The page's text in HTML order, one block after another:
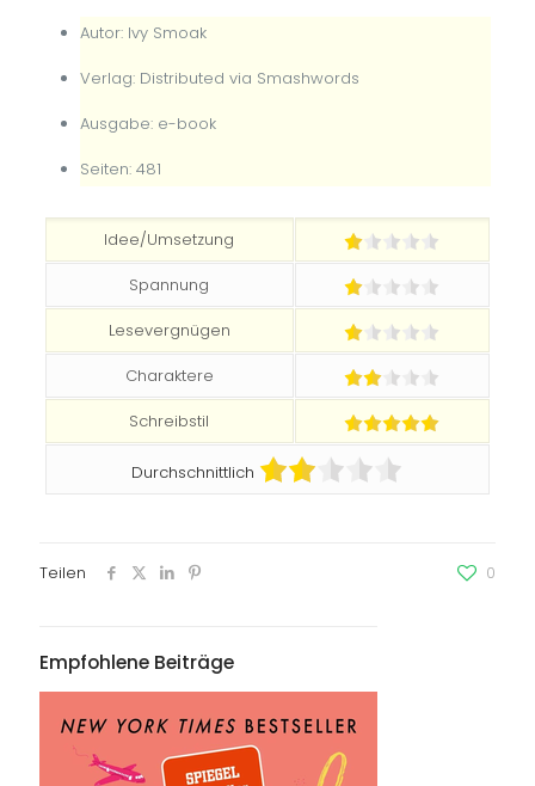
Autor: Ivy Smoak
Verlag: Distributed via Smashwords
Ausgabe: e-book
Seiten: 481
Idee/Umsetzung
Spannung
Lesevergnügen
Charaktere
Schreibstil
Durchschnittlich
Teilen 0
Empfohlene Beiträge